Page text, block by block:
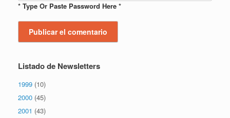
* Type Or Paste Password Here *
Listado de Newsletters
1999 (10)
2000 (45)
2001 (43)